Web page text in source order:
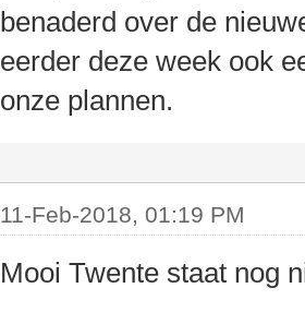
benaderd over de
eerder deze week ook
onze plannen.
11-Feb-2018, 01:19 PM
Mooi Twente staat nog